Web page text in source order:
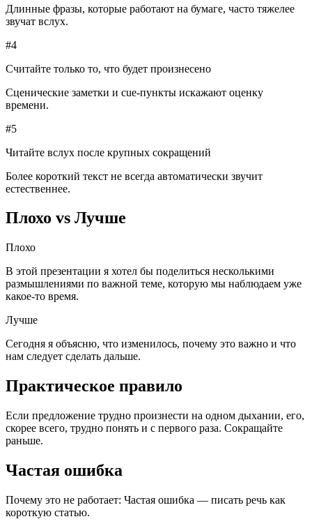
Длинные фразы, которые работают на бумаге, часто тяжелее
звучат вслух.
#4
Считайте только то, что будет произнесено
Сценические заметки и cue-пункты искажают оценку
времени.
#5
Читайте вслух после крупных сокращений
Более короткий текст не всегда автоматически звучит
естественнее.
Плохо vs Лучше
Плохо
В этой презентации я хотел бы поделиться несколькими
размышлениями по важной теме, которую мы наблюдаем уже
какое-то время.
Лучше
Сегодня я объясню, что изменилось, почему это важно и что
нам следует сделать дальше.
Практическое правило
Если предложение трудно произнести на одном дыхании, его,
скорее всего, трудно понять и с первого раза. Сокращайте
раньше.
Частая ошибка
Почему это не работает: Частая ошибка — писать речь как
короткую статью.